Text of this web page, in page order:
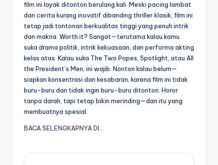
film ini layak ditonton berulang kali. Meski pacing lambat
dan cerita kurang inovatif dibanding thriller klasik, film ini
tetap jadi tontonan berkualitas tinggi yang penuh intrik
dan makna. Worth it? Sangat—terutama kalau kamu
suka drama politik, intrik kekuasaan, dan performa akting
kelas atas. Kalau suka The Two Popes, Spotlight, atau All
the President’s Men, ini wajib. Nonton kalau belum—
siapkan konsentrasi dan kesabaran, karena film ini tidak
buru-buru dan tidak ingin buru-buru ditonton. Horor
tanpa darah, tapi tetap bikin merinding—dan itu yang
membuatnya spesial.
BACA SELENGKAPNYA DI…